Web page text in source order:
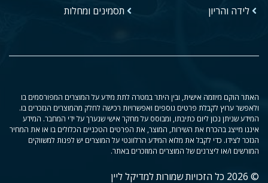
לידה והריון
תסמינים ומחלות
האתר הוקם מיוזמה אישית, ובין היתר במטרה לתת מידע על המוצרים המפורסמים בו
ולאפשר ערוץ לקבלת פרטים נוספים ואפשרויות רכישה לחלק מהמוצרים הנזכרים בו.
המידע שניתן נכון ליום כתיבתו, ומבוסס על מחקר אישי שנערך על ידי המחבר. המידע
איננו מייצג בהכרח את השירות, המוצר, את הפרטים הטכניים הכלולים בו או את המחיר
הנזכר לצידו. כדי לקבל את מלוא המידע הרלוונטי על המוצרים יש לפנות למשווקים
המורשים ו/או ליצרנים של המוצרים המוזכרים באתר.
© 2026 כל הזכויות שמורות למדיקל ליין